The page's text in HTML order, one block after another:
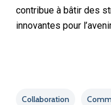
contribue à bâtir des
innovantes pour
Collaboration